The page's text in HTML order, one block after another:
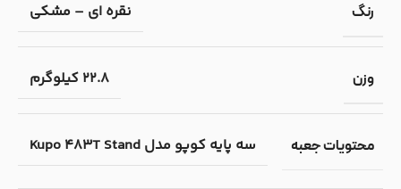
رنگ نقره ای – مشکی
وزن 22.8 کیلوگرم
محتویات جعبه سه پایه کوپو مدل Kupo 483T Stand